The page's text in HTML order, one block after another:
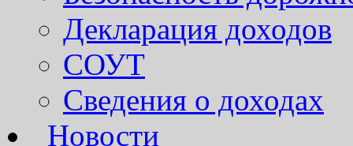
Декларация доходов
СОУТ
Сведения о доходах
Новости